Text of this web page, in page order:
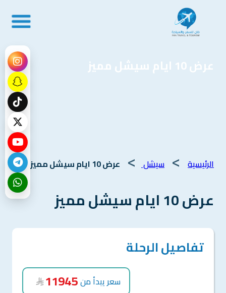
عرض 10 ايام سيشل مميز
الرئيسية > سيشل > عرض 10 ايام سيشل مميز
عرض 10 ايام سيشل مميز
تفاصيل الرحلة
11945سعر يبدأ من